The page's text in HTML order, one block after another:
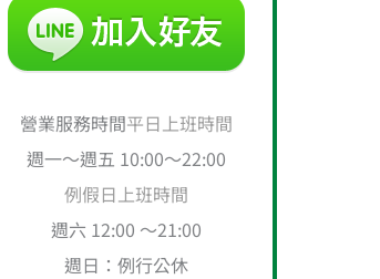
營業服務時間平日上班時間
週一～週五 10:00～22:00
例假日上班時間
週六 12:00 ～21:00
週日：例行公休